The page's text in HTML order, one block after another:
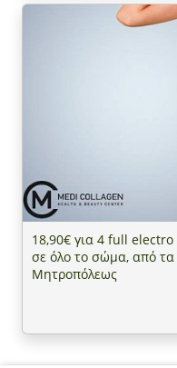
18,90€ για 4 full
σε όλο το σώμα, από
Μητροπόλεως